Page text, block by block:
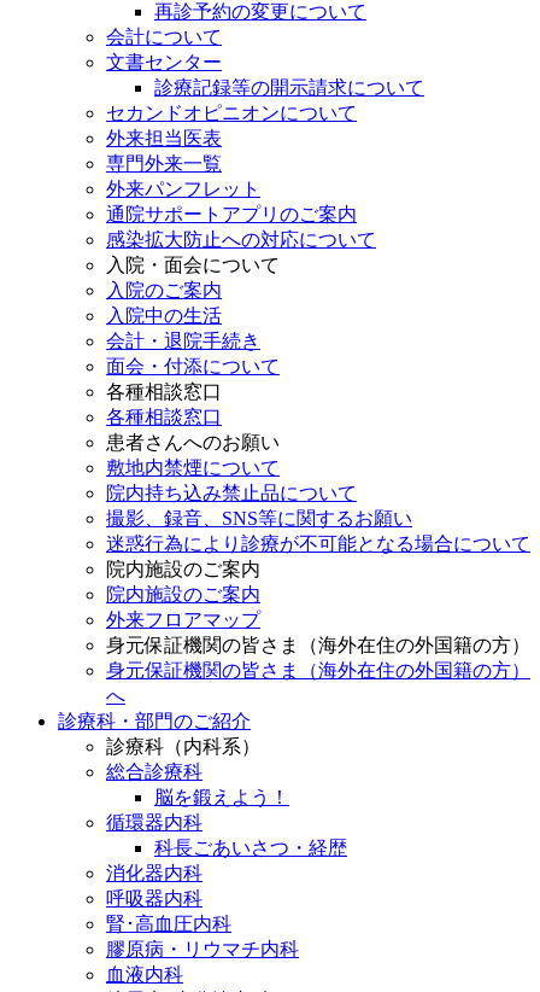
再診予約の変更について
会計について
文書センター
診療記録等の開示請求について
セカンドオピニオンについて
外来担当医表
専門外来一覧
外来パンフレット
通院サポートアプリのご案内
感染拡大防止への対応について
入院・面会について
入院のご案内
入院中の生活
会計・退院手続き
面会・付添について
各種相談窓口
各種相談窓口
患者さんへのお願い
敷地内禁煙について
院内持ち込み禁止品について
撮影、録音、SNS等に関するお願い
迷惑行為により診療が不可能となる場合について
院内施設のご案内
院内施設のご案内
外来フロアマップ
身元保証機関の皆さま（海外在住の外国籍の方）
身元保証機関の皆さま（海外在住の外国籍の方）
へ
診療科・部門のご紹介
診療科（内科系）
総合診療科
脳を鍛えよう！
循環器内科
科長ごあいさつ・経歴
消化器内科
呼吸器内科
腎･高血圧内科
膠原病・リウマチ内科
血液内科